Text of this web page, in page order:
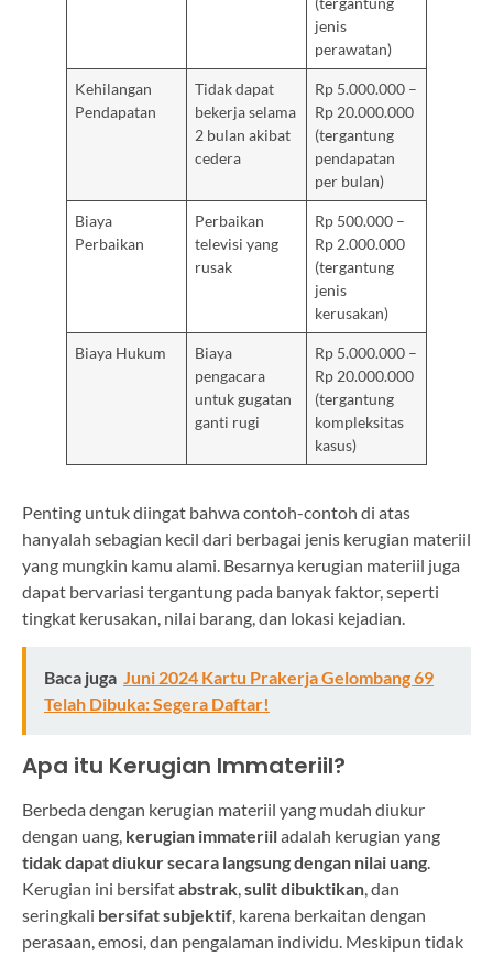
jenis
perawatan)
Kehilangan
Pendapatan
Tidak dapat
bekerja selama
2 bulan akibat
cedera
Rp 5.000.000 –
Rp 20.000.000
(tergantung
pendapatan
per bulan)
Biaya
Perbaikan
Perbaikan
televisi yang
rusak
Rp 500.000 –
Rp 2.000.000
(tergantung
jenis
kerusakan)
Biaya Hukum
Biaya
pengacara
untuk gugatan
ganti rugi
Rp 5.000.000 –
Rp 20.000.000
(tergantung
kompleksitas
kasus)
Penting untuk diingat bahwa contoh-contoh di atas
hanyalah sebagian kecil dari berbagai jenis kerugian materiil
yang mungkin kamu alami. Besarnya kerugian materiil juga
dapat bervariasi tergantung pada banyak faktor, seperti
tingkat kerusakan, nilai barang, dan lokasi kejadian.
Baca juga Juni 2024 Kartu Prakerja Gelombang 69
Telah Dibuka: Segera Daftar!
Apa itu Kerugian Immateriil?
Berbeda dengan kerugian materiil yang mudah diukur
dengan uang, kerugian immateriiladalah kerugian yang
tidak dapat diukur secara langsung dengan nilai uang.
Kerugian ini bersifatabstrak,sulit dibuktikan, dan
seringkali bersifat subjektif, karena berkaitan dengan
perasaan, emosi, dan pengalaman individu. Meskipun tidak